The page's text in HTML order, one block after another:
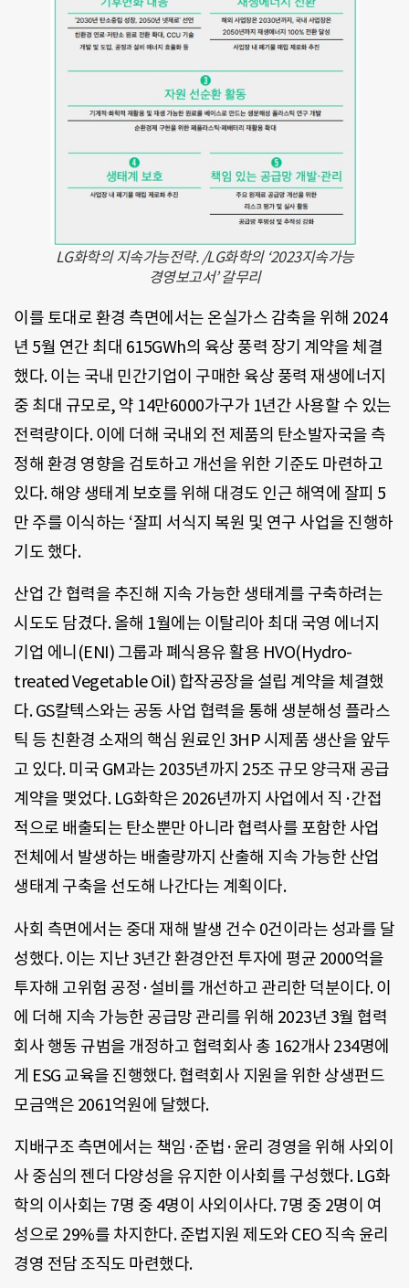
LG화학의 지속가능전략. /LG화학의 ‘2023지속가능
경영보고서’ 갈무리
이를 토대로 환경 측면에서는 온실가스 감축을 위해 2024
년 5월 연간 최대 615GWh의 육상 풍력 장기 계약을 체결
했다. 이는 국내 민간기업이 구매한 육상 풍력 재생에너지
중 최대 규모로, 약 14만6000가구가 1년간 사용할 수 있는
전력량이다. 이에 더해 국내외 전 제품의 탄소발자국을 측
정해 환경 영향을 검토하고 개선을 위한 기준도 마련하고
있다. 해양 생태계 보호를 위해 대경도 인근 해역에 잘피 5
만 주를 이식하는 ‘잘피 서식지 복원 및 연구 사업을 진행하
기도 했다.
산업 간 협력을 추진해 지속 가능한 생태계를 구축하려는
시도도 담겼다. 올해 1월에는 이탈리아 최대 국영 에너지
기업 에니(ENI) 그룹과 폐식용유 활용 HVO(Hydro-
treated Vegetable Oil) 합작공장을 설립 계약을 체결했
다. GS칼텍스와는 공동 사업 협력을 통해 생분해성 플라스
틱 등 친환경 소재의 핵심 원료인 3HP 시제품 생산을 앞두
고 있다. 미국 GM과는 2035년까지 25조 규모 양극재 공급
계약을 맺었다. LG화학은 2026년까지 사업에서 직·간접
적으로 배출되는 탄소뿐만 아니라 협력사를 포함한 사업
전체에서 발생하는 배출량까지 산출해 지속 가능한 산업
생태계 구축을 선도해 나간다는 계획이다.
사회 측면에서는 중대 재해 발생 건수 0건이라는 성과를 달
성했다. 이는 지난 3년간 환경안전 투자에 평균 2000억을
투자해 고위험 공정·설비를 개선하고 관리한 덕분이다. 이
에 더해 지속 가능한 공급망 관리를 위해 2023년 3월 협력
회사 행동 규범을 개정하고 협력회사 총 162개사 234명에
게 ESG 교육을 진행했다. 협력회사 지원을 위한 상생펀드
모금액은 2061억원에 달했다.
지배구조 측면에서는 책임·준법·윤리 경영을 위해 사외이
사 중심의 젠더 다양성을 유지한 이사회를 구성했다. LG화
학의 이사회는 7명 중 4명이 사외이사다. 7명 중 2명이 여
성으로 29%를 차지한다. 준법지원 제도와 CEO 직속 윤리
경영 전담 조직도 마련했다.